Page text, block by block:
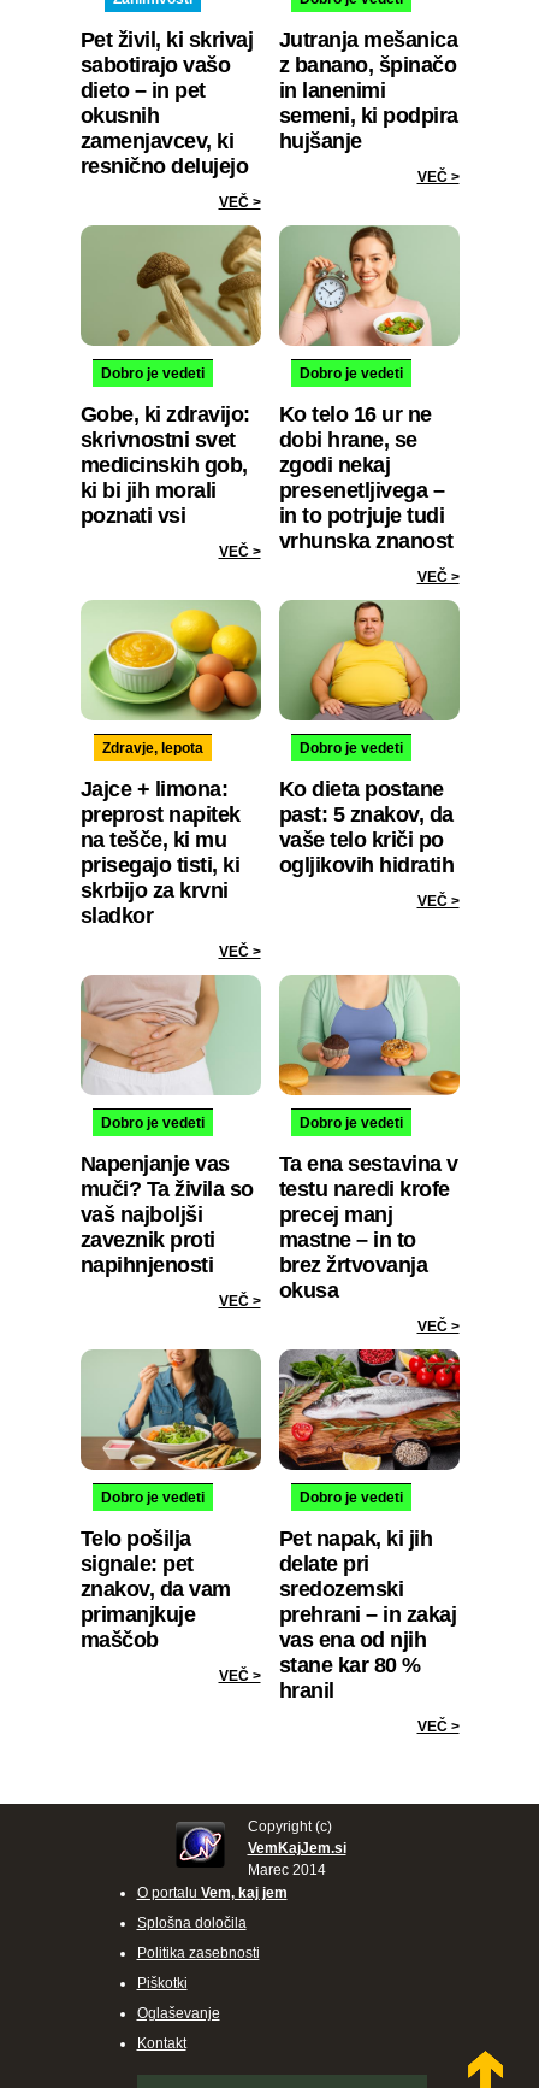
Pet živil, ki skrivaj
sabotirajo vašo
dieto – in pet
okusnih
zamenjavcev, ki
resnično delujejo
VEČ >
Jutranja mešanica
z banano, špinačo
in lanenimi
semeni, ki podpira
hujšanje
VEČ >
Dobro je vedeti
Gobe, ki zdravijo:
skrivnostni svet
medicinskih gob,
ki bi jih morali
poznati vsi
VEČ >
Dobro je vedeti
Ko telo 16 ur ne
dobi hrane, se
zgodi nekaj
presenetljivega –
in to potrjuje tudi
vrhunska znanost
VEČ >
Zdravje, lepota
Jajce + limona:
preprost napitek
na tešče, ki mu
prisegajo tisti, ki
skrbijo za krvni
sladkor
VEČ >
Dobro je vedeti
Ko dieta postane
past: 5 znakov, da
vaše telo kriči po
ogljikovih hidratih
VEČ >
Dobro je vedeti
Napenjanje vas
muči? Ta živila so
vaš najboljši
zaveznik proti
napihnjenosti
VEČ >
Dobro je vedeti
Ta ena sestavina v
testu naredi krofe
precej manj
mastne – in to
brez žrtvovanja
okusa
VEČ >
Dobro je vedeti
Telo pošilja
signale: pet
znakov, da vam
primanjkuje
maščob
VEČ >
Dobro je vedeti
Pet napak, ki jih
delate pri
sredozemski
prehrani – in zakaj
vas ena od njih
stane kar 80 %
hranil
VEČ >
Copyright (c)
VemKajJem.si
Marec 2014
O portalu Vem, kaj jem
Splošna določila
Politika zasebnosti
Piškotki
Oglaševanje
Kontakt